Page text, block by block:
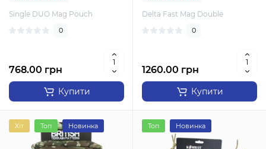
Single DUO Mag Pouch
0
768.00 грн
Купити
Delta Fast Mag Double
0
1260.00 грн
Купити
Хіт Топ Новинка Топ Новинка